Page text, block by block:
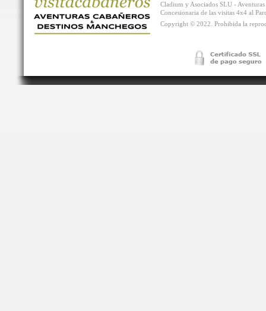
Cladium y Asociados SLU -
Concesionaria de las visitas 4x4 al
Copyright © 2022. Prohibida la